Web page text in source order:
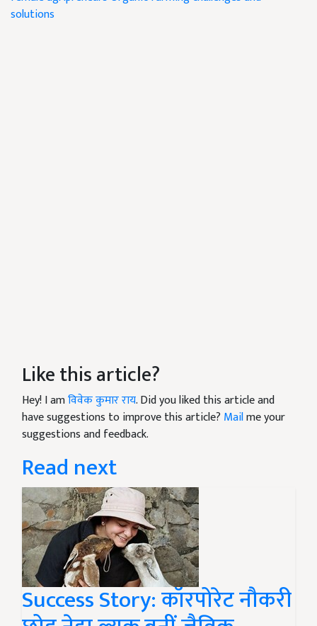
solutions
Like this article?
Hey! I amविवेक कुमार राय. Did you liked this article and
have suggestions to improve this article? Mailme your
suggestions and feedback.
Read next
Success Story: कॉरपोरेट नौकरी